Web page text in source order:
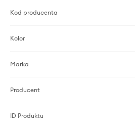
Kod producenta
Kolor
Marka
Producent
ID Produktu